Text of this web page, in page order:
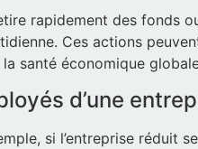
rapidement des fonds
Ces actions
santé économique
d’une
si l’entreprise réduit